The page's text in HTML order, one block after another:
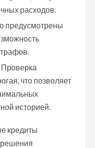
расходов.
предусмотрены
что позволяет
историей.
кредиты